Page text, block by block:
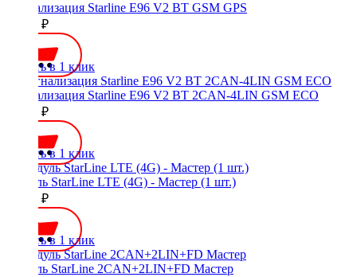
Сигнализация Starline E96 V2 BT GSM GPS
30400 ₽
Купить в 1 клик
Сигнализация Starline E96 V2 BT 2CAN-4LIN GSM ECO
26750 ₽
Купить в 1 клик
Модуль StarLine LTE (4G) - Мастер (1 шт.)
11100 ₽
Купить в 1 клик
Модуль StarLine 2CAN+2LIN+FD Мастер